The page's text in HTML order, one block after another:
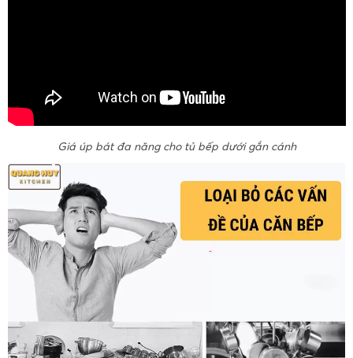
Giá úp bát đa năng cho tủ bếp dưới gắn cánh